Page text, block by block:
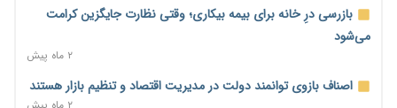
بخش خصوصی، پشتوانه ماندگاری توافق‌های احتمالی
اختیار تمدید مهلت ثبت آماری به سازمان‌های مناطق آزاد و ویژه
اقتصادی واگذار شد
۱ روز پیش
بازرسی درِ خانه برای بیمه بیکاری؛ وقتی نظارت جایگزین کرامت
می‌شود
۲ ماه پیش
اصناف بازوی توانمند دولت در مدیریت اقتصاد و تنظیم بازار هستند